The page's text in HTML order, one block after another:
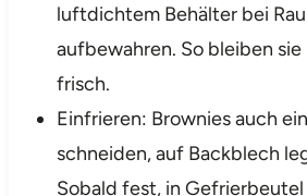
luftdichtem Behälter bei
aufbewahren. So bleiben sie
frisch.
Einfrieren: Brownies auch
schneiden, auf Backblech
Sobald fest, in